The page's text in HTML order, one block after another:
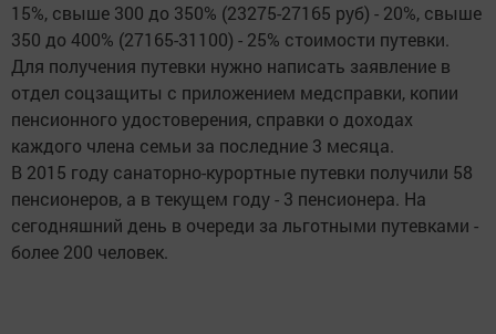
15%, свыше 300 до 350% (23275-27165 руб) - 20%, свыше
350 до 400% (27165-31100) - 25% стоимости путевки.
Для получения путевки нужно написать заявление в
отдел соцзащиты с приложением медсправки, копии
пенсионного удостоверения, справки о доходах
каждого члена семьи за последние 3 месяца.
В 2015 году санаторно-курортные путевки получили 58
пенсионеров, а в текущем году - 3 пенсионера. На
сегодняшний день в очереди за льготными путевками -
более 200 человек.